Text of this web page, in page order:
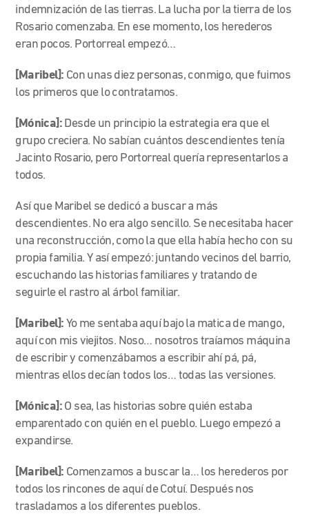
indemnización de las tierras. La lucha por la tierra de los
Rosario comenzaba. En ese momento, los herederos
eran pocos. Portorreal empezó…
[Maribel]: Con unas diez personas, conmigo, que fuimos
los primeros que lo contratamos.
[Mónica]: Desde un principio la estrategia era que el
grupo creciera. No sabían cuántos descendientes tenía
Jacinto Rosario, pero Portorreal quería representarlos a
todos.
Así que Maribel se dedicó a buscar a más
descendientes. No era algo sencillo. Se necesitaba hacer
una reconstrucción, como la que ella había hecho con su
propia familia. Y así empezó: juntando vecinos del barrio,
escuchando las historias familiares y tratando de
seguirle el rastro al árbol familiar.
[Maribel]: Yo me sentaba aquí bajo la matica de mango,
aquí con mis viejitos. Noso… nosotros traíamos máquina
de escribir y comenzábamos a escribir ahí pá, pá,
mientras ellos decían todos los… todas las versiones.
[Mónica]: O sea, las historias sobre quién estaba
emparentado con quién en el pueblo. Luego empezó a
expandirse.
[Maribel]: Comenzamos a buscar la… los herederos por
todos los rincones de aquí de Cotuí. Después nos
trasladamos a los diferentes pueblos.